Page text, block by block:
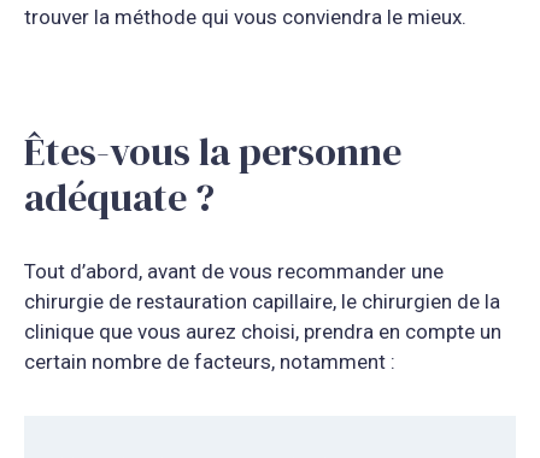
trouver la méthode qui vous conviendra le mieux.
Êtes-vous la personne
adéquate ?
Tout d’abord, avant de vous recommander une
chirurgie de restauration capillaire, le chirurgien de la
clinique que vous aurez choisi, prendra en compte un
certain nombre de facteurs, notamment :